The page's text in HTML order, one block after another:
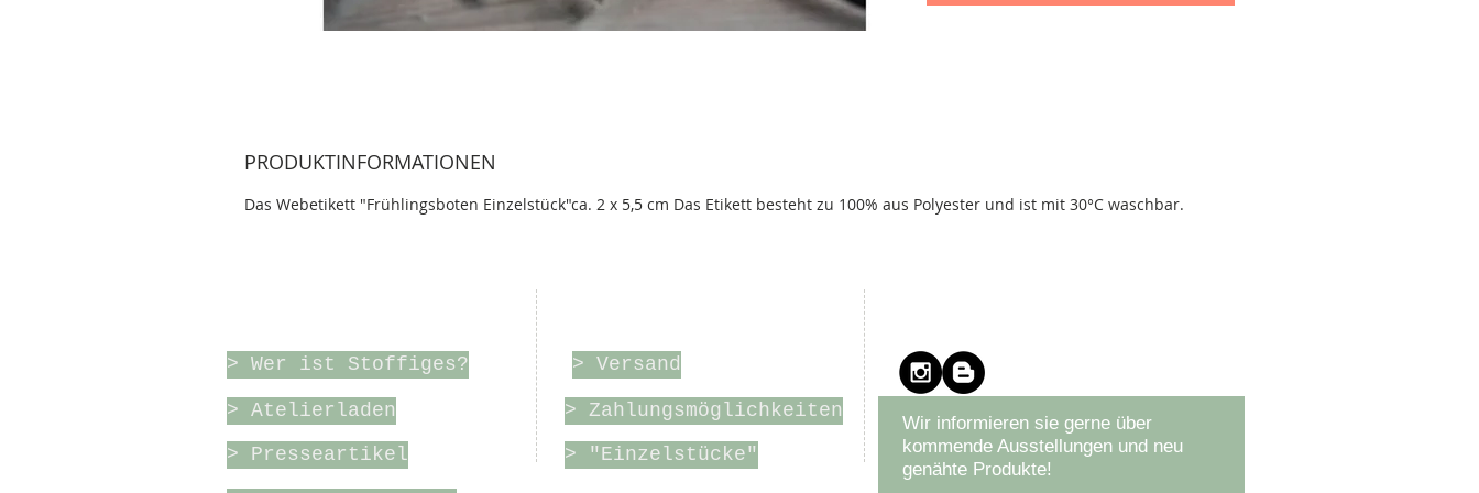
PRODUKTINFORMATIONEN
Das Webetikett "Frühlingsboten Einzelstück"ca. 2 x 5,5 cm Das Etikett besteht zu 100% aus Polyester und ist mit 30°C waschbar.
> Wer ist Stoffiges? > Versand
> Atelierladen
> Presseartikel
> Zahlungsmöglichkeiten
> "Einzelstücke"
Wir informieren sie gerne über
kommende Ausstellungen und neu
genähte Produkte!